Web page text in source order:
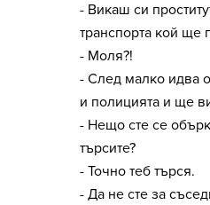
- Викаш си
транспорта кой ще
- Моля?!
- След малко идва
и полицията и ще
- Нещо сте се
търсите?
- Точно теб търся.
- Да не сте за